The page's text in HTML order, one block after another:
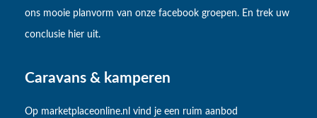
ons mooie planvorm van onze facebook groepen. En trek uw
conclusie hier uit.
Caravans & kamperen
Op marketplaceonline.nl vind je een ruim aanbod